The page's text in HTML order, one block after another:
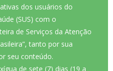
dos usuários do
(SUS) com o
de Serviços da Atenção
tanto por sua
seu conteúdo.
de sete (7) dias (19 a